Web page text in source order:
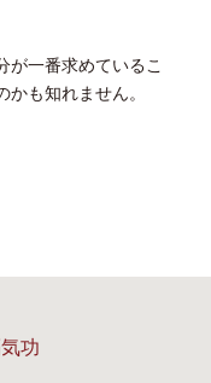
が一番求めているこ
も知れません。
功